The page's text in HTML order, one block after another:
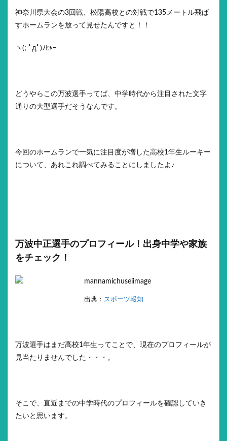
神奈川県大会の3回戦、松陽高校との対戦で135メートル飛ば
すホームランを放って見せたんですと！！
ヽ(; ﾟдﾟ)ﾉﾋｬｰ
どうやらこの万波選手ってば、中学時代から注目された文字
通りの大型選手だそうなんです。
今回のホームランで一気に注目度が増した高校1年生ルーキー
について、あれこれ調べてみることにしましたよ♪
万波中正選手のプロフィール！出身中学や家族
をチェック！
出典： スポーツ報知
万波選手はまだ高校1年生ってことで、現在のプロフィールが
見当たりませんでした・・・。
そこで、直近までの中学時代のプロフィールを確認していき
たいと思います。